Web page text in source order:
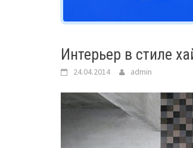
Интерьер в стиле
24.04.2014 admin